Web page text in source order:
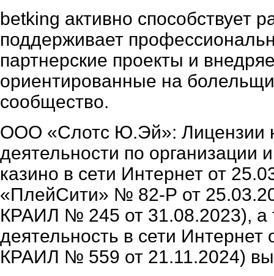
betking активно способствует
поддерживает
партнерские проекты и
ориентированные на
сообщество.
ООО «Слотс Ю.Эй»: Лицензии
деятельности по организации
казино в сети Интернет от
«ПлейСити» № 82-Р от
КРАИЛ № 245 от 31.08.2023), а
деятельность в сети
КРАИЛ № 559 от 21.11.2024)